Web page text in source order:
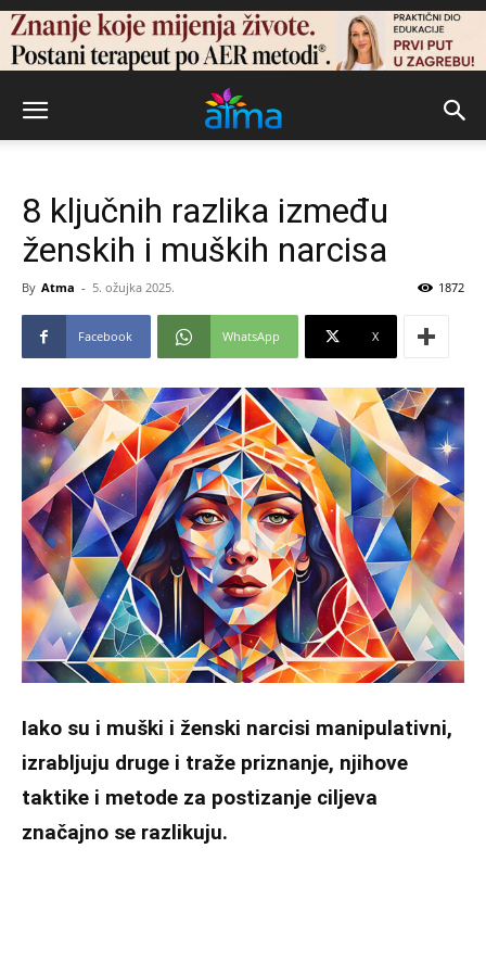
8 ključnih razlika između
ženskih i muških narcisa
By Atma - 5. ožujka 2025. 1872
Facebook WhatsApp X
Iako su i muški i ženski narcisi manipulativni,
izrabljuju druge i traže priznanje, njihove
taktike i metode za postizanje ciljeva
značajno se razlikuju.